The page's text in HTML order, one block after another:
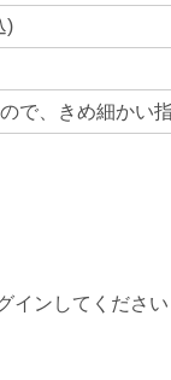
)
で、きめ細かい
インしてください